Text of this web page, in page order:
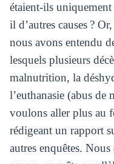
étaient-ils
il d’autres causes ?
nous avons entendu
lesquels plusieurs
malnutrition, la
l’euthanasie (abus
voulons aller plus au
rédigeant un rapport
autres enquêtes.